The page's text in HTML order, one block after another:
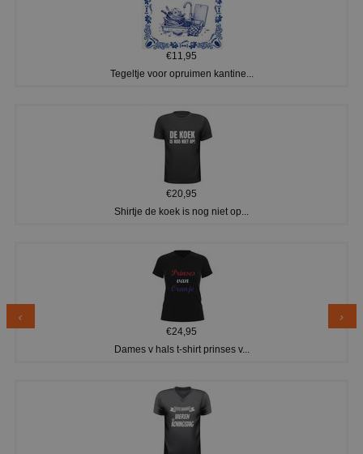
€11,95
Tegeltje voor opruimen kantine...
€20,95
Shirtje de koek is nog niet op...
€24,95
Dames v hals t-shirt prinses v...